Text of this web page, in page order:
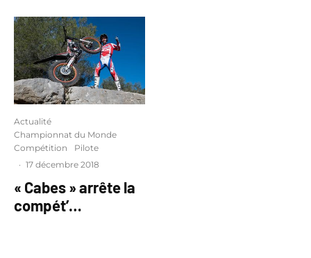
Actualité
Championnat du Monde
Compétition
Pilote
· 17 décembre 2018
« Cabes » arrête la
compét’…